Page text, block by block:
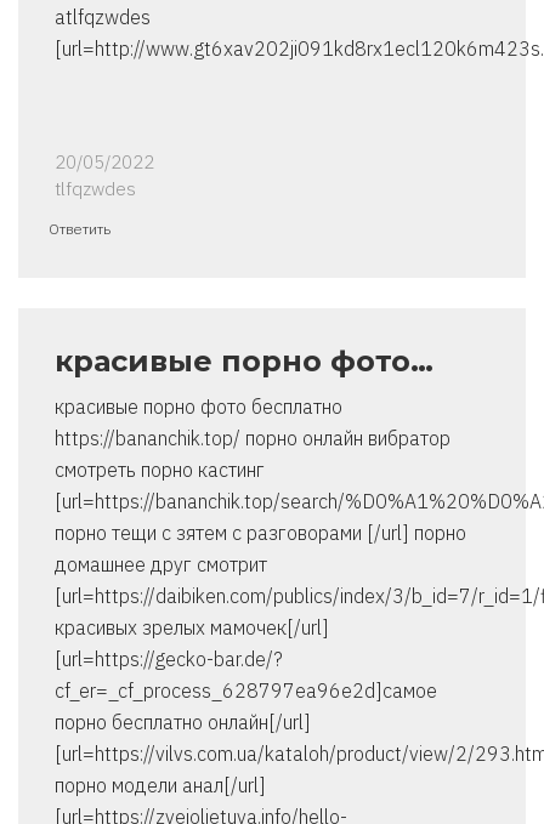
atlfqzwdes
[url=http://
20/05/2022
tlfqzwdes
Ответить
красивые порно фото…
красивые порно фото бесплатно
https://bananchik.top/ порно онлайн вибратор
смотреть порно кастинг
[url=https://bananchik.top/search/
порно тещи с зятем с разговорами [/url] порно
домашнее друг смотрит
[url=https://daibiken.com/publics/index/3/b_id=7/
красивых зрелых мамочек[/url]
[url=https://gecko-bar.de/?
cf_er=_cf_process_628797ea96e2d]самое
порно бесплатно онлайн[/url]
[url=https://vilvs.com.ua/kataloh/product/view/2/
порно модели анал[/url]
[url=https://zvejolietuva.info/hello-